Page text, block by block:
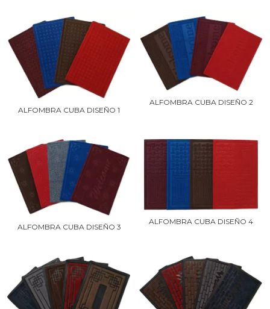
ALFOMBRA CUBA DISEÑO 1
ALFOMBRA CUBA DISEÑO 2
ALFOMBRA CUBA DISEÑO 3
ALFOMBRA CUBA DISEÑO 4